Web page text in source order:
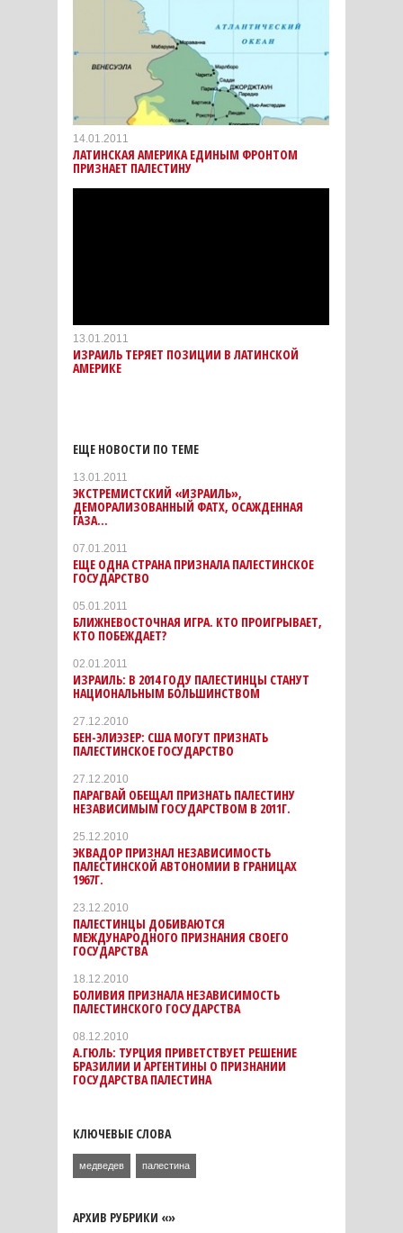
14.01.2011
ЛАТИНСКАЯ АМЕРИКА ЕДИНЫМ ФРОНТОМ
ПРИЗНАЕТ ПАЛЕСТИНУ
13.01.2011
ИЗРАИЛЬ ТЕРЯЕТ ПОЗИЦИИ В ЛАТИНСКОЙ
АМЕРИКЕ
ЕЩЕ НОВОСТИ ПО ТЕМЕ
13.01.2011
ЭКСТРЕМИСТСКИЙ «ИЗРАИЛЬ»,
ДЕМОРАЛИЗОВАННЫЙ ФАТХ, ОСАЖДЕННАЯ
ГАЗА…
07.01.2011
ЕЩЕ ОДНА СТРАНА ПРИЗНАЛА ПАЛЕСТИНСКОЕ
ГОСУДАРСТВО
05.01.2011
БЛИЖНЕВОСТОЧНАЯ ИГРА. КТО ПРОИГРЫВАЕТ,
КТО ПОБЕЖДАЕТ?
02.01.2011
ИЗРАИЛЬ: В 2014 ГОДУ ПАЛЕСТИНЦЫ СТАНУТ
НАЦИОНАЛЬНЫМ БОЛЬШИНСТВОМ
27.12.2010
БЕН-ЭЛИЭЗЕР: США МОГУТ ПРИЗНАТЬ
ПАЛЕСТИНСКОЕ ГОСУДАРСТВО
27.12.2010
ПАРАГВАЙ ОБЕЩАЛ ПРИЗНАТЬ ПАЛЕСТИНУ
НЕЗАВИСИМЫМ ГОСУДАРСТВОМ В 2011Г.
25.12.2010
ЭКВАДОР ПРИЗНАЛ НЕЗАВИСИМОСТЬ
ПАЛЕСТИНСКОЙ АВТОНОМИИ В ГРАНИЦАХ
1967Г.
23.12.2010
ПАЛЕСТИНЦЫ ДОБИВАЮТСЯ
МЕЖДУНАРОДНОГО ПРИЗНАНИЯ СВОЕГО
ГОСУДАРСТВА
18.12.2010
БОЛИВИЯ ПРИЗНАЛА НЕЗАВИСИМОСТЬ
ПАЛЕСТИНСКОГО ГОСУДАРСТВА
08.12.2010
А.ГЮЛЬ: ТУРЦИЯ ПРИВЕТСТВУЕТ РЕШЕНИЕ
БРАЗИЛИИ И АРГЕНТИНЫ О ПРИЗНАНИИ
ГОСУДАРСТВА ПАЛЕСТИНА
КЛЮЧЕВЫЕ СЛОВА
медведев палестина
АРХИВ РУБРИКИ «»